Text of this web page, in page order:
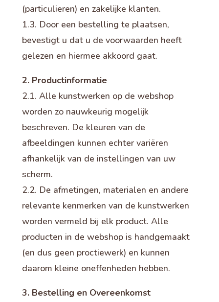
(particulieren) en zakelijke klanten.
1.3. Door een bestelling te plaatsen,
bevestigt u dat u de voorwaarden heeft
gelezen en hiermee akkoord gaat.
2. Productinformatie
2.1. Alle kunstwerken op de webshop
worden zo nauwkeurig mogelijk
beschreven. De kleuren van de
afbeeldingen kunnen echter variëren
afhankelijk van de instellingen van uw
scherm.
2.2. De afmetingen, materialen en andere
relevante kenmerken van de kunstwerken
worden vermeld bij elk product. Alle
producten in de webshop is handgemaakt
(en dus geen proctiewerk) en kunnen
daarom kleine oneffenheden hebben.
3. Bestelling en Overeenkomst